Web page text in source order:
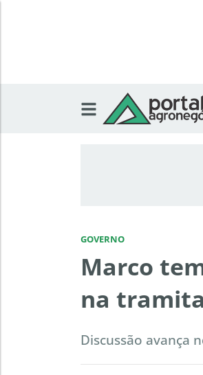
GOVERNO
Marco
na
Discussão avança